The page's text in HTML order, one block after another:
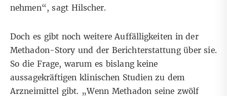
nehmen“, sagt Hilscher.
Doch es gibt noch weitere Auffälligkeiten in der
Methadon-Story und der Berichterstattung über sie.
So die Frage, warum es bislang keine
aussagekräftigen klinischen Studien zu dem
Arzneimittel gibt. „Wenn Methadon seine zwölf